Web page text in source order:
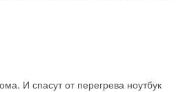
И спасут от перегрева ноутбук